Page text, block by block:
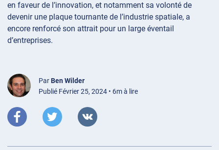
en faveur de l’innovation, et notamment sa volonté de
devenir une plaque tournante de l’industrie spatiale, a
encore renforcé son attrait pour un large éventail
d’entreprises.
Par Ben Wilder
Publié Février 25, 2024 • 6m à lire